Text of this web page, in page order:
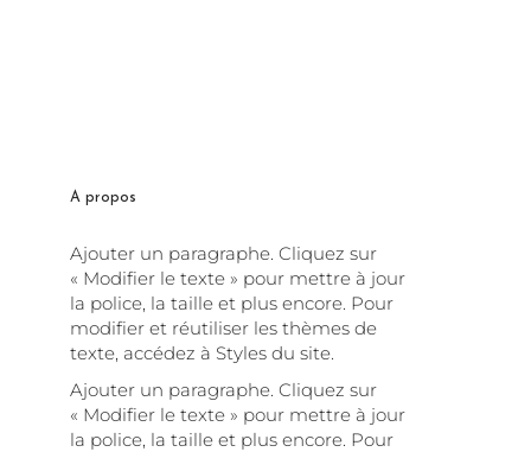
A propos
Ajouter un paragraphe. Cliquez sur
« Modifier le texte » pour mettre à jour
la police, la taille et plus encore. Pour
modifier et réutiliser les thèmes de
texte, accédez à Styles du site.
Ajouter un paragraphe. Cliquez sur
« Modifier le texte » pour mettre à jour
la police, la taille et plus encore. Pour